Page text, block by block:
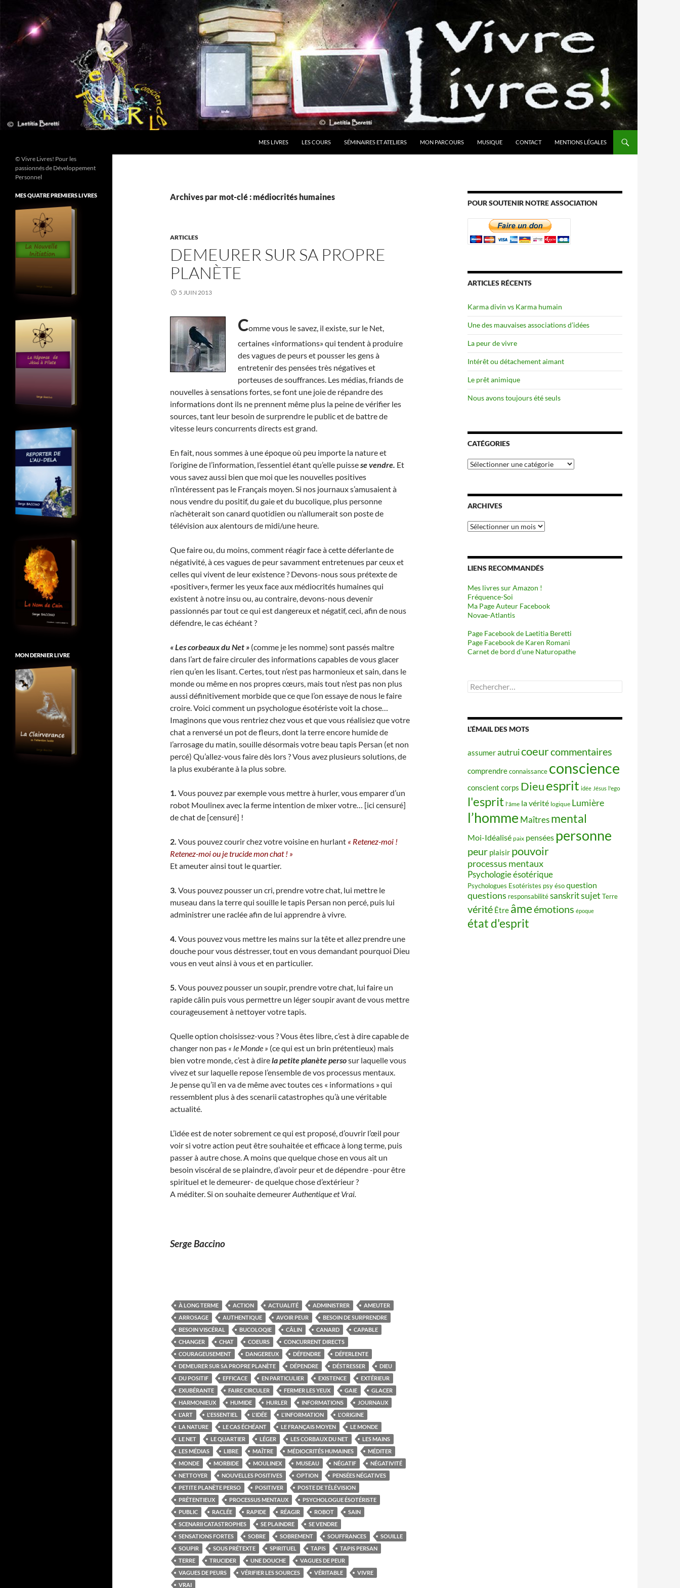
contenu
MES LIVRES LES COURS SÉMINAIRES ET ATELIERS MON PARCOURS MUSIQUE CONTACT MENTIONS LÉGALES
Archives par mot-clé : médiocrités humaines
ARTICLES
DEMEURER SUR SA PROPRE
PLANÈTE
5 JUIN 2013
Comme vous le savez, il existe, sur le Net,
certaines «informations» qui tendent à produire
des vagues de peurs et pousser les gens à
entretenir des pensées très négatives et
porteuses de souffrances. Les médias, friands de
nouvelles à sensations fortes, se font une joie de répandre des
informations dont ils ne prennent même plus la peine de vérifier les
sources, tant leur besoin de surprendre le public et de battre de
vitesse leurs concurrents directs est grand.
En fait, nous sommes à une époque où peu importe la nature et
l’origine de l’information, l’essentiel étant qu’elle puissese vendre. Et
vous savez aussi bien que moi que les nouvelles positives
n’intéressent pas le Français moyen. Si nos journaux s’amusaient à
nous vendre du positif, du gaie et du bucolique, plus personne
n’achèterait son canard quotidien ou n’allumerait son poste de
télévision aux alentours de midi/une heure.
Que faire ou, du moins, comment réagir face à cette déferlante de
négativité, à ces vagues de peur savamment entretenues par ceux et
celles qui vivent de leur existence ? Devons-nous sous prétexte de
«positiver», fermer les yeux face aux médiocrités humaines qui
existent à notre insu ou, au contraire, devons-nous devenir
passionnés par tout ce qui est dangereux et négatif, ceci, afin de nous
défendre, le cas échéant ?
« Les corbeaux du Net » (comme je les nomme) sont passés maître
dans l’art de faire circuler des informations capables de vous glacer
rien qu’en les lisant. Certes, tout n’est pas harmonieux et sain, dans le
monde ou même en nos propres cœurs, mais tout n’est pas non plus
aussi définitivement morbide que ce que l’on essaye de nous le faire
croire. Voici comment un psychologue ésotériste voit la chose…
Imaginons que vous rentriez chez vous et que vous réalisiez que votre
chat a renversé un pot de fleurs, dont la terre encore humide de
l’arrosage du matin, souille désormais votre beau tapis Persan (et non
percé) Qu’allez-vous faire dès lors ? Vous avez plusieurs solutions, de
la plus exubérante à la plus sobre.
1. Vous pouvez par exemple vous mettre à hurler, vous emparer d’un
robot Moulinex avec la ferme intention de mixer votre… [ici censuré]
de chat de [censuré] !
2. Vous pouvez courir chez votre voisine en hurlant « Retenez-moi !
Retenez-moi ou je trucide mon chat ! »
Et ameuter ainsi tout le quartier.
3. Vous pouvez pousser un cri, prendre votre chat, lui mettre le
museau dans la terre qui souille le tapis Persan non percé, puis lui
administrer une raclée afin de lui apprendre à vivre.
4. Vous pouvez vous mettre les mains sur la tête et allez prendre une
douche pour vous déstresser, tout en vous demandant pourquoi Dieu
vous en veut ainsi à vous et en particulier.
5. Vous pouvez pousser un soupir, prendre votre chat, lui faire un
rapide câlin puis vous permettre un léger soupir avant de vous mettre
courageusement à nettoyer votre tapis.
Quelle option choisissez-vous ? Vous êtes libre, c’est à dire capable de
changer non pas « le Monde » (ce qui est un brin prétentieux) mais
bien votre monde, c’est à direla petite planète persosur laquelle vous
vivez et sur laquelle repose l’ensemble de vos processus mentaux.
Je pense qu’il en va de même avec toutes ces « informations » qui
ressemblent plus à des scenarii catastrophes qu’à une véritable
actualité.
L’idée est de noter sobrement ce qui est proposé, d’ouvrir l’œil pour
voir si votre action peut être souhaitée et efficace à long terme, puis
passer à autre chose. A moins que quelque chose en vous ait un
besoin viscéral de se plaindre, d’avoir peur et de dépendre -pour être
spirituel et le demeurer- de quelque chose d’extérieur ?
A méditer. Si on souhaite demeurerAuthentique et Vrai.
Serge Baccino
À LONG TERME ACTION ACTUALITÉ ADMINISTRER
AMEUTER
ARROSAGE
AUTHENTIQUE AVOIR PEUR
BESOIN DE SURPRENDRE
BESOIN VISCÉRAL
BUCOLOQIE CÂLIN CANARD
CAPABLE
CHANGER
CHAT COEURS
CONCURRENT DIRECTS
COURAGEUSEMENT
DANGEREUX DÉFENDRE
DÉFERLENTE
DEMEURER SUR SA PROPRE PLANÈTE
DÉPENDRE DÉSTRESSER
DIEU
DU POSITIF
EFFICACE EN PARTICULIER EXISTENCE
EXTÉRIEUR
EXUBÉRANTE
FAIRE CIRCULER FERMER LES YEUX GAIE
GLACER
HARMONIEUX
HUMIDE HURLER INFORMATIONS
JOURNAUX
L'ART
L'ESSENTIEL L'IDÉE L'INFORMATION
L'ORIGINE
LA NATURE
LE CAS ÉCHÉANT LE FRANÇAIS MOYEN
LE MONDE
LE NET
LE QUARTIER LÉGER LES CORBAUX DU NET
LES MAINS
LES MÉDIAS
LIBRE MAÎTRE MÉDIOCRITÉS HUMAINES
MÉDITER
MONDE
MORBIDE MOULINEX MUSEAU NÉGATIF
NÉGATIVITÉ
NETTOYER
NOUVELLES POSITIVES OPTION
PENSÉES NÉGATIVES
PETITE PLANÈTE PERSO
POSITIVER
POSTE DE TÉLÉVISION
PRÉTENTIEUX
PROCESSUS MENTAUX
PSYCHOLOGUE ÉSOTÉRISTE
PUBLIC
RACLÉE RAPIDE RÉAGIR ROBOT
SAIN
SCENARII CATASTROPHES
SE PLAINDRE
SE VENDRE
SENSATIONS FORTES
SOBRE SOBREMENT SOUFFRANCES
SOUILLE
SOUPIR
SOUS PRÉTEXTE SPIRITUEL TAPIS
TAPIS PERSAN
TERRE
TRUCIDER UNE DOUCHE
VAGUES DE PEUR
VAGUES DE PEURS
VÉRIFIER LES SOURCES VÉRITABLE
VIVRE
VRAI
POUR SOUTENIR NOTRE ASSOCIATION
ARTICLES RÉCENTS
Karma divin vs Karma humain
Une des mauvaises associations d’idées
La peur de vivre
Intérêt ou détachement aimant
Le prêt animique
Nous avons toujours été seuls
CATÉGORIES
Catégories
ARCHIVES
Archives
LIENS RECOMMANDÉS
Mes livres sur Amazon !
Fréquence-Soi
Ma Page Auteur Facebook
Novae-Atlantis
Page Facebook de Laetitia Beretti
Page Facebook de Karen Romani
Carnet de bord d’une Naturopathe
Rechercher :
L’ÉMAIL DES MOTS
assumerautruicoeurcommentaires
comprendreconnaissance conscience
conscient corps Dieuesprit idée Jésus l'ego
l'esprit l'âme la vérité logique Lumière
l’homme Maîtres mental
Moi-Idéalisé paix pensées personne
peur plaisir pouvoir
processus mentaux
Psychologie ésotérique
Psychologues Esotéristes psy ésoquestion
questions responsabilitésanskritsujet Terre
vérité Être âmeémotions époque
état d'esprit
© Vivre Livres! Pour les
passionnés de Développement
Personnel
MES QUATRE PREMIERS LIVRES
MON DERNIER LIVRE